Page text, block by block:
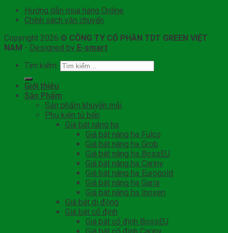
Hướng dẫn mua hàng Online
Chính sách vận chuyển
Copyright 2026 © CÔNG TY CỔ PHẦN TDT GREEN VIỆT
NAM - Designed by E-smart
Tìm kiếm:
Giới thiệu
Sản Phẩm
Sản phẩm khuyến mãi
Phụ kiện tủ bếp
Giá bát nâng hạ
Giá bát nâng hạ Fulco
Giá bát nâng hạ Grob
Giá bát nâng hạ BossEU
Giá bát nâng hạ Cariny
Giá bát nâng hạ Eurogold
Giá bát nâng hạ Garis
Giá bát nâng hạ Inoxen
Giá bát di động
Giá bát cố định
Giá bát cố định BossEU